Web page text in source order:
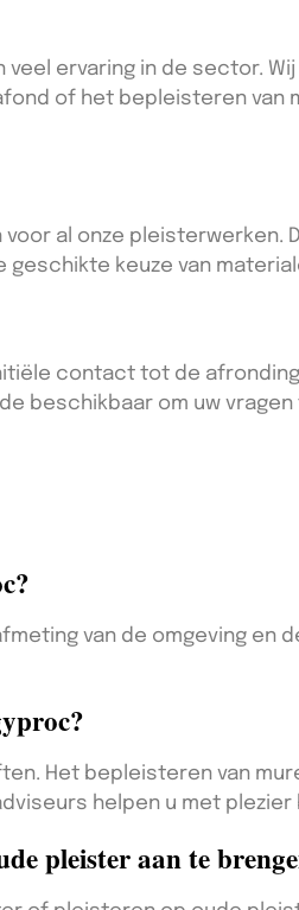
ervaring in de sector.
of het bepleisteren van
al onze pleisterwerken.
keuze van
contact tot de
beschikbaar om uw
van de omgeving en
Het bepleisteren van
helpen u met plezier
pleister aan te